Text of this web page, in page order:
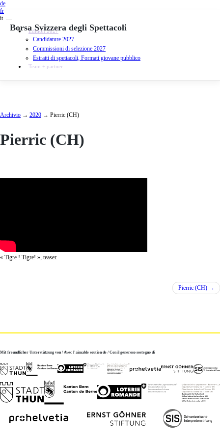
de
fr
it
Borsa Svizzera degli Spettacoli
Edition 2027
Candidature 2027
Commissioni di selezione 2027
Estratti di spettacoli, Formati giovane pubblico
Team + partner
Archivio → 2020 → Pierric (CH)
Pierric (CH)
« Tigre ! Tigre! », teaser.
Pierric (CH)
Mit freundlicher Unterstützung von / Avec l’aimable soutien de / Con il generoso sostegno di